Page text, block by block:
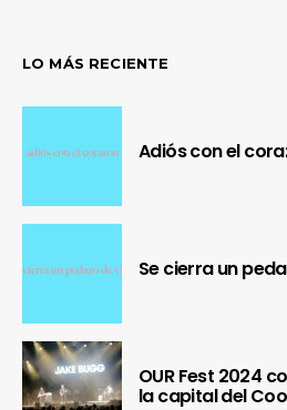
LO MÁS RECIENTE
Adiós con el
Se cierra un
OUR Fest 2024
la capital del